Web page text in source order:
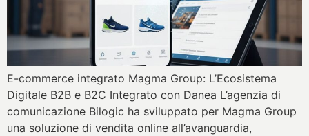
E-commerce integrato Magma Group: L’Ecosistema
Digitale B2B e B2C Integrato con Danea L’agenzia di
comunicazione Bilogic ha sviluppato per Magma Group
una soluzione di vendita online all’avanguardia,